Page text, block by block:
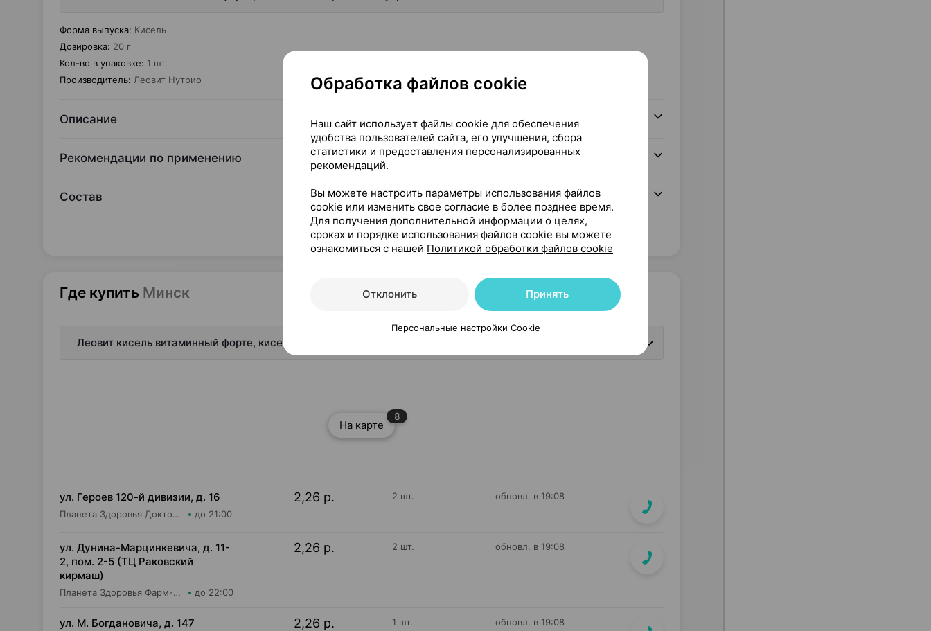
Форма выпуска: Кисель
Дозировка: 20 г
Кол-во в упаковке: 1 шт.
Производитель: Леовит Нутрио
Описание
Рекомендации по применению
Состав
Читать полностью
Где купить Минск
Леовит кисель витаминный форте, кисель 20 г ×1, Леовит Нутрио Россия
На карте
8
ул. Героев 120-й дивизии, д. 16
Планета Здоровья Доктор Таир ООО Аптека №2 до 21:00
2,26 р. 2 шт. обновл. в 19:08
ул. Дунина-Марцинкевича, д. 11-
2, пом. 2-5 (ТЦ Раковский
кирмаш)
Планета Здоровья Фарм-Продукт ОДО Аптека №24 до 22:00
2,26 р. 2 шт. обновл. в 19:08
ул. М. Богдановича, д. 147 2,26 р. 1 шт. обновл. в 19:08
Обработка файлов cookie
Наш сайт использует файлы cookie для обеспечения
удобства пользователей сайта, его улучшения, сбора
статистики и предоставления персонализированных
рекомендаций.
Вы можете настроить параметры использования файлов
cookie или изменить свое согласие в более позднее время.
Для получения дополнительной информации о целях,
сроках и порядке использования файлов cookie вы можете
ознакомиться с нашей Политикой обработки файлов cookie
Отклонить Принять
Персональные настройки Cookie